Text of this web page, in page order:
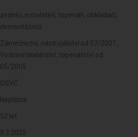
zedníci, instalatéři, topenáři, obkladači,
demontážníci
Zámečnictví, nástrojářství od 07/2001 ,
Vodoinstalatérství, topenářství od
05/2005
OSVČ
Neplátce
52 let
9.3.2025